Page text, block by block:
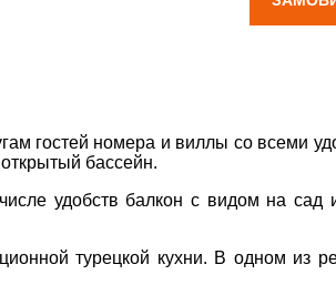
+38 (067) 180-32-43,
+38 (099) 180-32-43
+38 (093) 180-32-43,
0800 33 01 80
гостей номера и виллы со всеми
бассейн.
удобств балкон с видом на сад
турецкой кухни. В одном из